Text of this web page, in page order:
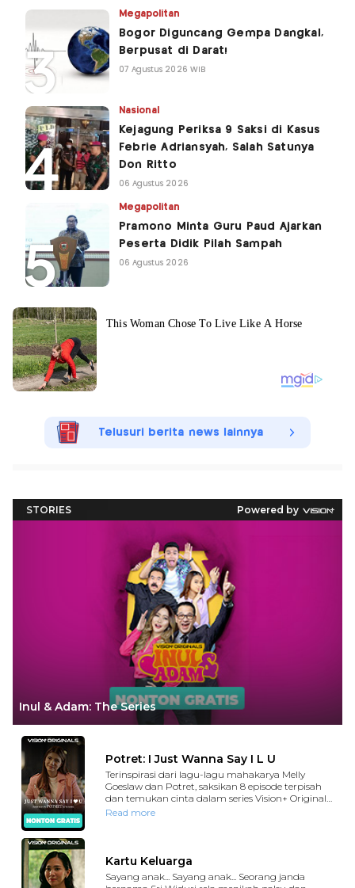
Megapolitan
Bogor Diguncang Gempa Dangkal,
Berpusat di Darat!
07 Agustus 2026 WIB
Nasional
Kejagung Periksa 9 Saksi di Kasus
Febrie Adriansyah, Salah Satunya
Don Ritto
06 Agustus 2026
Megapolitan
Pramono Minta Guru Paud Ajarkan
Peserta Didik Pilah Sampah
06 Agustus 2026
Telusuri berita news lainnya